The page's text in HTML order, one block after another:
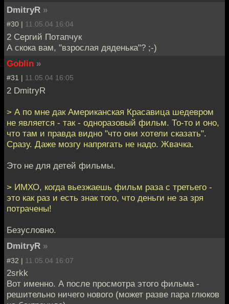
DmitryR »
#30 | 11.05.04 16:04
2 Сергий Потапчук
А скока вам, "взрослая дяденька"? ;-)
Goblin »
#31 | 11.05.04 16:05
2 DmitryR
> А по мне дак Американская Красавица шедевром
не является - так - одноразовый фильм. То-то и оно,
что там и правда видно "что они хотели сказать".
Сразу. Даже мозгу напрягать не надо. Жвачка.
Это не для детей фильмы.
> ИМХО, когда вьезжаешь фильм раза с третьего -
это как раз и есть знак того, что деньги не за зря
потрачены!
Безусловно.
DmitryR »
#32 | 11.05.04 16:07
2srkk
Вот именно. А после просмотра этого фильма -
решительно ничего нового (может разве пара глюков